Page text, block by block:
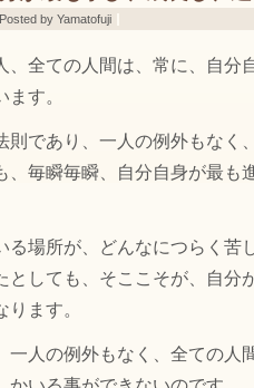
Posted by Yamatofuji
、全ての人間は、常に、自分
す。
則であり、一人の例外もなく
、毎瞬毎瞬、自分自身が最も
る場所が、どんなにつらく苦
としても、そここそが、自分
ます。
一人の例外もなく、全ての人